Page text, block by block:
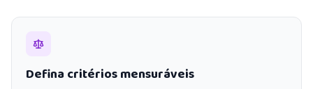
Defina critérios mensuráveis